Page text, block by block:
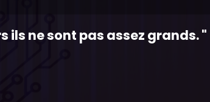
ils ne sont pas assez grands. "